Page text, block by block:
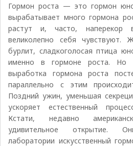
Гормон роста — это гормон
вырабатывает много гормона
растут и, часто, наперекор
великолепно себя чувствуют.
бурлит, сладкоголосая птица
именно в гормоне роста. Но
выработка гормона роста
параллельно с этим
Поздний ужин, уменьшая
ускоряет естественный
Кстати, недавно
удивительное открытие.
лаборатории искусственный